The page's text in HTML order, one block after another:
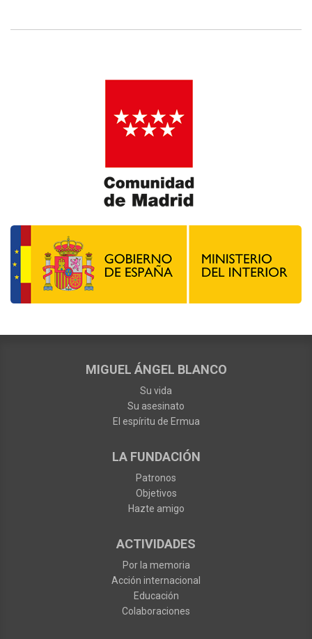
MIGUEL ÁNGEL BLANCO
Su vida
Su asesinato
El espíritu de Ermua
LA FUNDACIÓN
Patronos
Objetivos
Hazte amigo
ACTIVIDADES
Por la memoria
Acción internacional
Educación
Colaboraciones